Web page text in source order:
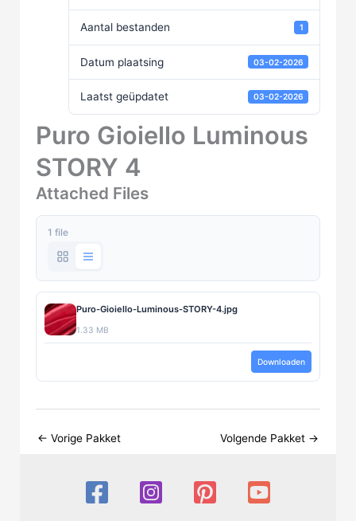
Aantal bestanden 1
Datum plaatsing 03-02-2026
Laatst geüpdatet 03-02-2026
Puro Gioiello Luminous
STORY 4
Attached Files
1 file
Puro-Gioiello-Luminous-STORY-4.jpg
1.33 MB
Downloaden
← Vorige Pakket Volgende Pakket →